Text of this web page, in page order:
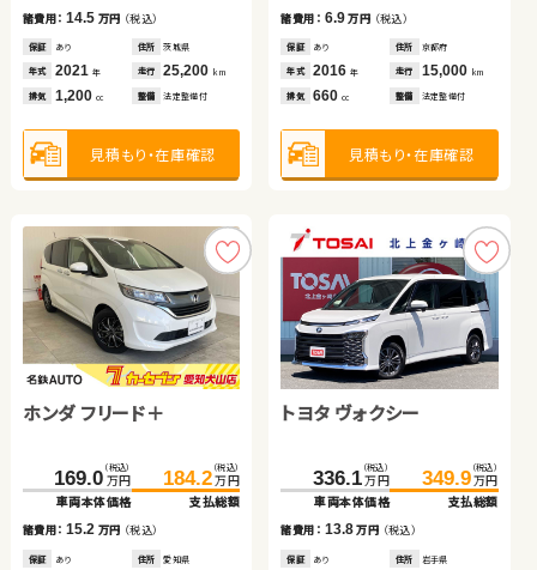
諸費用：14.5 万円 （税込）
保証 あり 住所 茨城県
年式 2021 年 走行 25,200 km
排気 1,200 cc 整備 法定整備付
見積もり・在庫確認
諸費用： 6.9万円 （税込）
保証 あり 住所 京都府
年式 2016年 走行 15,000 km
排気 660cc 整備 法定整備付
見積もり・在庫確認
ホンダ フリード＋
169.0 （税込）
万円
車両本体価格
184.2 （税込）
万円
支払総額
諸費用：15.2 万円 （税込）
保証 あり 住所 愛知県
トヨタ ヴォクシー
336.1 （税込）
万円
車両本体価格
349.9 （税込）
万円
支払総額
諸費用： 13.8万円 （税込）
保証 あり 住所 岩手県
見積もり・在庫確認 見積もり・在庫確認
スズキ ジムニーシエラ
260.1 （税込）
万円
車両本体価格
269.0 （税込）
万円
支払総額
諸費用：8.9万円 （税込）
2024 年 9,100km
1,500cc
見積もり・在庫確認
スズキ ワゴンＲ
63.0（税込）
万円
車両本体価格
70.5（税込）
万円
支払総額
諸費用：7.5万円（税込）
2019 年 40,500km
660cc 法定整備付
見積もり・在庫確認
見積もり・在庫確認 見積もり・在庫確認
スズキ スイフト
185.0 （税込）
万円
車両本体価格
195.3 （税込）
万円
支払総額
諸費用：10.3 万円 （税込）
2020 年 40,000 km
1,400cc 法定整備付
見積もり・在庫確認
日産 エクストレイル
399.8（税込）
万円
車両本体価格
412.1（税込）
万円
支払総額
諸費用：12.3万円 （税込）
2025 年 5,000km
1,500cc 法定整備付
見積もり・在庫確認